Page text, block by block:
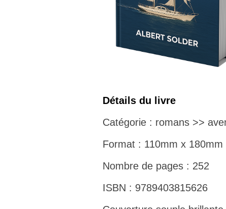
Détails du livre
Catégorie : romans >>
Format : 110mm x 180mm
Nombre de pages : 252
ISBN : 9789403815626